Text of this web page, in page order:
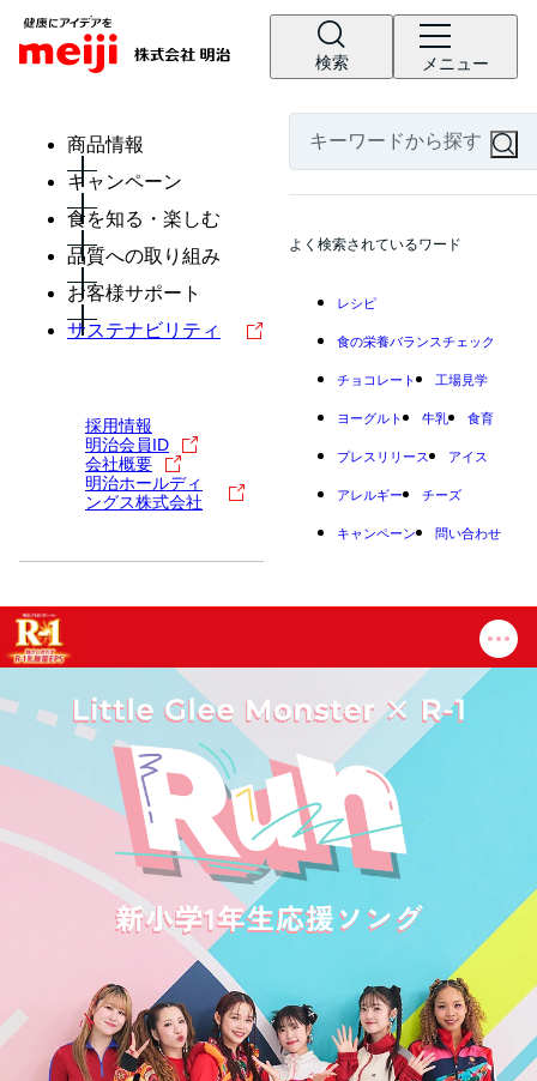
検索 メニュー
商品情報
キャンペーン
食を知る・楽しむ
品質への取り組み
お客様サポート
サステナビリティ
採用情報
明治会員ID
会社概要
明治ホールディ
ングス株式会社
よく検索されているワード
レシピ
食の栄養バランスチェック
チョコレート 工場見学
ヨーグルト 牛乳 食育
プレスリリース アイス
アレルギー チーズ
キャンペーン 問い合わせ